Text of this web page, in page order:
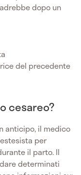
dopo un
del precedente
cesareo?
anticipo, il medico
per
il parto. Il
determinati